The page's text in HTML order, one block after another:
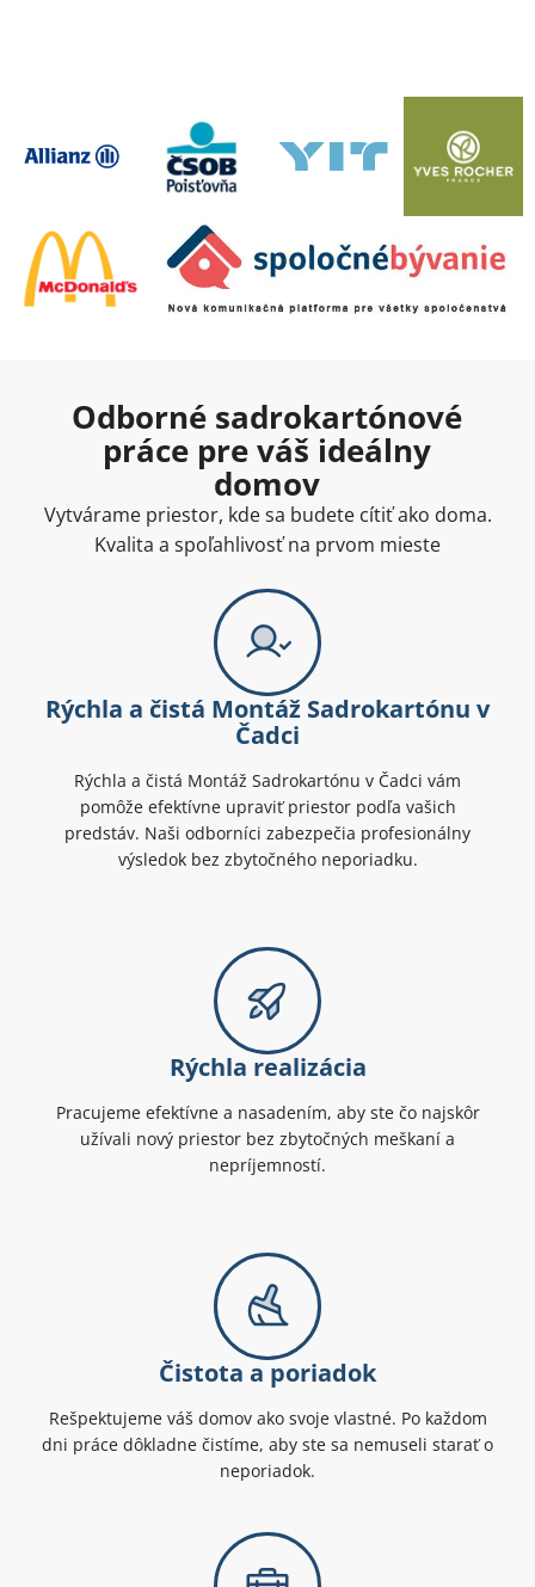
Odborné sadrokartónové
práce pre váš ideálny
domov
Vytvárame priestor, kde sa budete cítiť ako doma.
Kvalita a spoľahlivosť na prvom mieste
Rýchla a čistá Montáž Sadrokartónu v
Čadci
Rýchla a čistá Montáž Sadrokartónu v Čadci vám
pomôže efektívne upraviť priestor podľa vašich
predstáv. Naši odborníci zabezpečia profesionálny
výsledok bez zbytočného neporiadku.
Rýchla realizácia
Pracujeme efektívne a nasadením, aby ste čo najskôr
užívali nový priestor bez zbytočných meškaní a
nepríjemností.
Čistota a poriadok
Rešpektujeme váš domov ako svoje vlastné. Po každom
dni práce dôkladne čistíme, aby ste sa nemuseli starať o
neporiadok.